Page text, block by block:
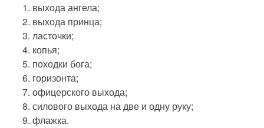
выхода ангела;
выхода принца;
ласточки;
копья;
походки бога;
горизонта;
офицерского выхода;
силового выхода на две и одну руку;
флажка.